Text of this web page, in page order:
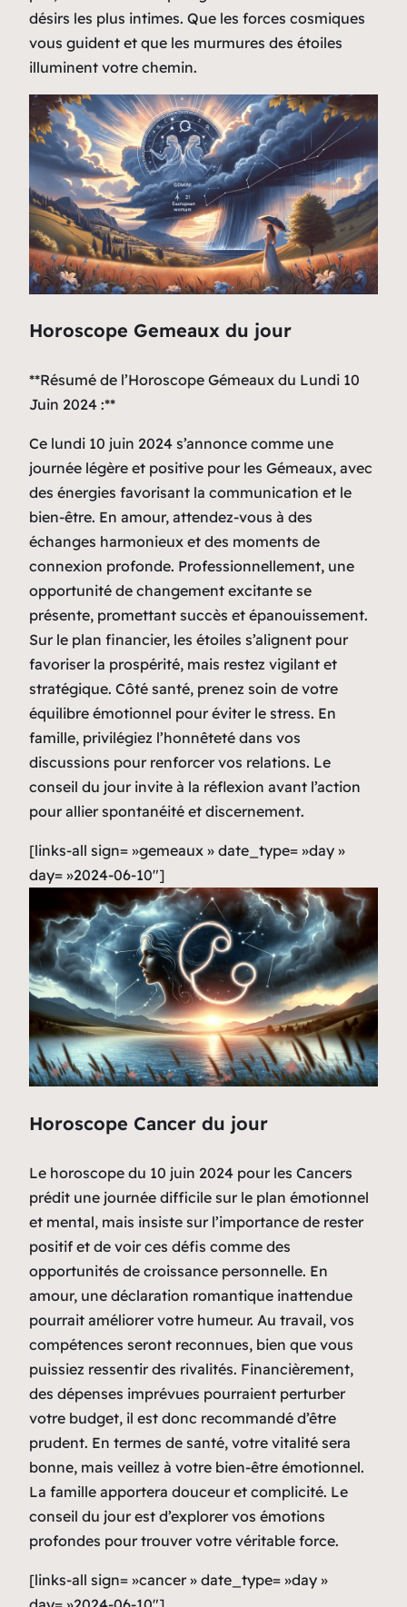
désirs les plus intimes. Que les forces cosmiques
vous guident et que les murmures des étoiles
illuminent votre chemin.
Horoscope Gemeaux du jour
**Résumé de l’Horoscope Gémeaux du Lundi 10
Juin 2024 :**
Ce lundi 10 juin 2024 s’annonce comme une
journée légère et positive pour les Gémeaux, avec
des énergies favorisant la communication et le
bien-être. En amour, attendez-vous à des
échanges harmonieux et des moments de
connexion profonde. Professionnellement, une
opportunité de changement excitante se
présente, promettant succès et épanouissement.
Sur le plan financier, les étoiles s’alignent pour
favoriser la prospérité, mais restez vigilant et
stratégique. Côté santé, prenez soin de votre
équilibre émotionnel pour éviter le stress. En
famille, privilégiez l’honnêteté dans vos
discussions pour renforcer vos relations. Le
conseil du jour invite à la réflexion avant l’action
pour allier spontanéité et discernement.
[links-all sign= »gemeaux » date_type= »day »
day= »2024-06-10″]
Horoscope Cancer du jour
Le horoscope du 10 juin 2024 pour les Cancers
prédit une journée difficile sur le plan émotionnel
et mental, mais insiste sur l’importance de rester
positif et de voir ces défis comme des
opportunités de croissance personnelle. En
amour, une déclaration romantique inattendue
pourrait améliorer votre humeur. Au travail, vos
compétences seront reconnues, bien que vous
puissiez ressentir des rivalités. Financièrement,
des dépenses imprévues pourraient perturber
votre budget, il est donc recommandé d’être
prudent. En termes de santé, votre vitalité sera
bonne, mais veillez à votre bien-être émotionnel.
La famille apportera douceur et complicité. Le
conseil du jour est d’explorer vos émotions
profondes pour trouver votre véritable force.
[links-all sign= »cancer » date_type= »day »